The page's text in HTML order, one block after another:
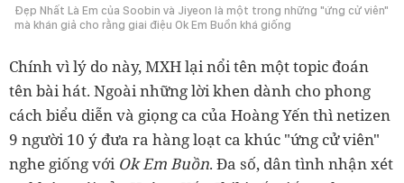
Đẹp Nhất Là Em của Soobin và Jiyeon là một trong những "ứng cử viên"
mà khán giả cho rằng giai điệu Ok Em Buồn khá giống
Chính vì lý do này, MXH lại nổi tên một topic đoán
tên bài hát. Ngoài những lời khen dành cho phong
cách biểu diễn và giọng ca của Hoàng Yến thì netizen
9 người 10 ý đưa ra hàng loạt ca khúc "ứng cử viên"
nghe giống với Ok Em Buồn. Đa số, dân tình nhận xét